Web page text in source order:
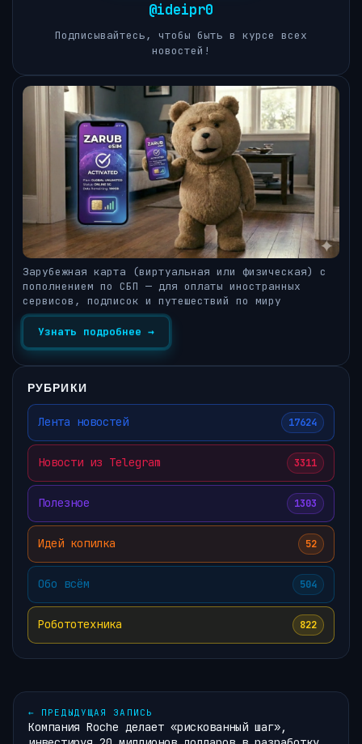
@ideipr0
Подписывайтесь, чтобы быть в курсе всех
новостей!
Зарубежная карта (виртуальная или физическая) с
пополнением по СБП — для оплаты иностранных
сервисов, подписок и путешествий по миру
Узнать подробнее →
РУБРИКИ
Лента новостей 17624
Новости из Telegram 3311
Полезное 1303
Идей копилка 52
Обо всём 504
Робототехника 822
← ПРЕДЫДУЩАЯ ЗАПИСЬ
Компания Roche делает «рискованный шаг»,